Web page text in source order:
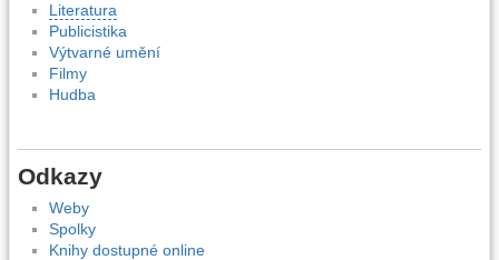
Literatura
Publicistika
Výtvarné umění
Filmy
Hudba
Odkazy
Weby
Spolky
Knihy dostupné online